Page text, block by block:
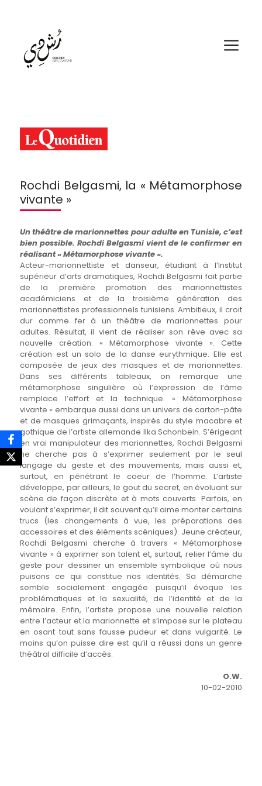
Rochdi Belgasmi, la « Métamorphose
vivante »
Un théâtre de marionnettes pour adulte en Tunisie, c’est
bien possible. Rochdi Belgasmi vient de le confirmer en
réalisant « Métamorphose vivante ».
Acteur-marionnettiste et danseur, étudiant à l’Institut
supérieur d’arts dramatiques, Rochdi Belgasmi fait partie
de la première promotion des marionnettistes
académiciens et de la troisième génération des
marionnettistes professionnels tunisiens. Ambitieux, il croit
dur comme fer à un théâtre de marionnettes pour
adultes. Résultat, il vient de réaliser son rêve avec sa
nouvelle création: « Métamorphose vivante ». Cette
création est un solo de la danse eurythmique. Elle est
composée de jeux des masques et de marionnettes.
Dans ses différents tableaux, on remarque une
métamorphose singulière où l’expression de l’âme
remplace l’effort et la technique. « Métamorphose
vivante » embarque aussi dans un univers de carton-pâte
et de masques grimaçants, inspirés du style macabre et
gothique de l’artiste allemande Ilka Schonbein. S’érigeant
en vrai manipulateur des marionnettes, Rochdi Belgasmi
ne cherche pas à s’exprimer seulement par le seul
langage du geste et des mouvements, mais aussi et,
surtout, en pénétrant le coeur de l’homme. L’artiste
développe, par ailleurs, le gout du secret, en évoluant sur
scène de façon discrète et à mots couverts. Parfois, en
voulant s’exprimer, il dit souvent qu’il aime monter certains
trucs (les changements à vue, les préparations des
accessoires et des éléments scéniques). Jeune créateur,
Rochdi Belgasmi cherche à travers « Métamorphose
vivante » à exprimer son talent et, surtout, relier l’âme du
geste pour dessiner un ensemble symbolique où nous
puisons ce qui constitue nos identités. Sa démarche
semble socialement engagée puisqu’il évoque les
problématiques et la sexualité, de l’identité et de la
mémoire. Enfin, l’artiste propose une nouvelle relation
entre l’acteur et la marionnette et s’impose sur le plateau
en osant tout sans fausse pudeur et dans vulgarité. Le
moins qu’on puisse dire est qu’il a réussi dans un genre
théâtral difficile d’accès.
O.W.
10-02-2010